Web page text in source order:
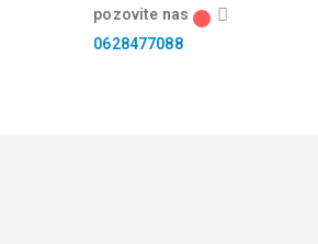
pozovite nas
0628477088